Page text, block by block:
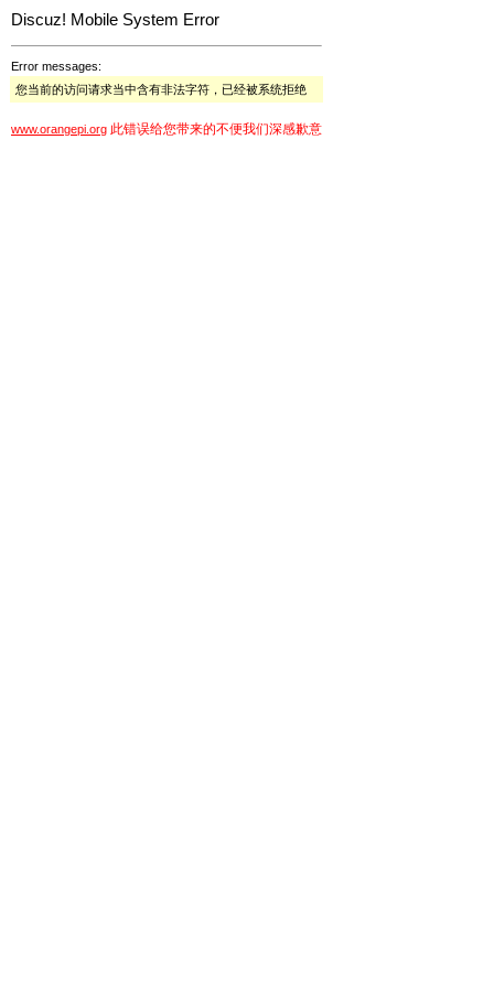
Discuz! Mobile System Error
Error messages:
您当前的访问请求当中含有非法字符，已经被系统拒绝
www.orangepi.org 此错误给您带来的不便我们深感歉意